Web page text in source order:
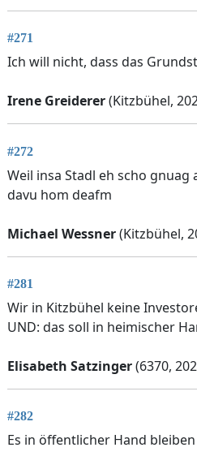
#271
Ich will nicht, dass das
Irene Greiderer(Kitzbühel,
#272
Weil insa Stadl eh scho
davu hom deafm
Michael Wessner(Kitzbühel,
#281
Wir in Kitzbühel keine
UND: das soll in heimischer
Elisabeth Satzinger(6370,
#282
Es in öffentlicher Hand